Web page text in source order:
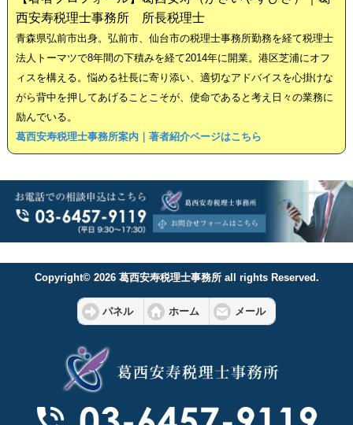
西安寿税理士事務所 所長税理士
青森県弘前市出身。弘前市、仙台市の税理士事務所勤務を経て税理士
法人トーマツで8年間の下積みを経て2014年に開業。港区芝浦にオフ
ィスを構える。悩める社長に寄り添い、適切なアドバイスを心掛けな
がら背中を押してあげることこそが、使命であると考え日々の業務に
励んでいる。
葛西安寿税理士事務所案内｜著者紹介ページはこちら
Copyright© 2026 葛西安寿税理士事務所 all rights Reserved.
パネル ホーム メール